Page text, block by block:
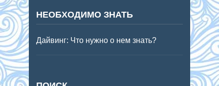
НЕОБХОДИМО ЗНАТЬ
Дайвинг: Что нужно о нем знать?